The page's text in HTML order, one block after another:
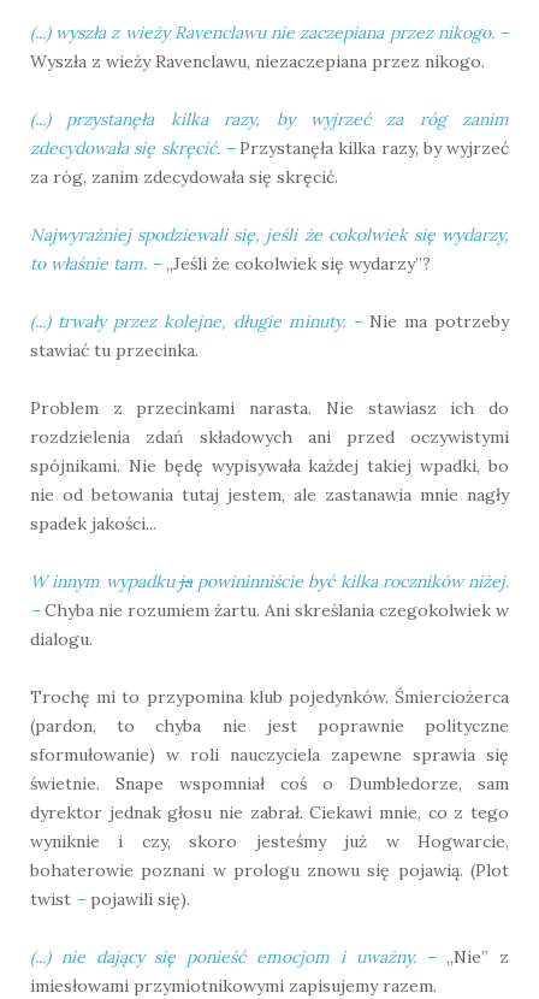
(...) wyszła z wieży Ravenclawu nie zaczepiana przez nikogo. –
Wyszła z wieży Ravenclawu, niezaczepiana przez nikogo.
(...) przystanęła kilka razy, by wyjrzeć za róg zanim
zdecydowała się skręcić. –Przystanęła kilka razy, by wyjrzeć
za róg, zanim zdecydowała się skręcić.
Najwyraźniej spodziewali się, jeśli że cokolwiek się wydarzy,
to właśnie tam. – „Jeśli że cokolwiek się wydarzy”?
(...) trwały przez kolejne, długie minuty. –Nie ma potrzeby
stawiać tu przecinka.
Problem z przecinkami narasta. Nie stawiasz ich do
rozdzielenia zdań składowych ani przed oczywistymi
spójnikami. Nie będę wypisywała każdej takiej wpadki, bo
nie od betowania tutaj jestem, ale zastanawia mnie nagły
spadek jakości...
W innym wypadkujapowininniście być kilka roczników niżej.
–Chyba nie rozumiem żartu. Ani skreślania czegokolwiek w
dialogu.
Trochę mi to przypomina klub pojedynków. Śmierciożerca
(pardon, to chyba nie jest poprawnie polityczne
sformułowanie) w roli nauczyciela zapewne sprawia się
świetnie. Snape wspomniał coś o Dumbledorze, sam
dyrektor jednak głosu nie zabrał. Ciekawi mnie, co z tego
wyniknie i czy, skoro jesteśmy już w Hogwarcie,
bohaterowie poznani w prologu znowu się pojawią. (Plot
twist – pojawili się).
(...) nie dający się ponieść emocjom i uważny. –„Nie” z
imiesłowami przymiotnikowymi zapisujemy razem.